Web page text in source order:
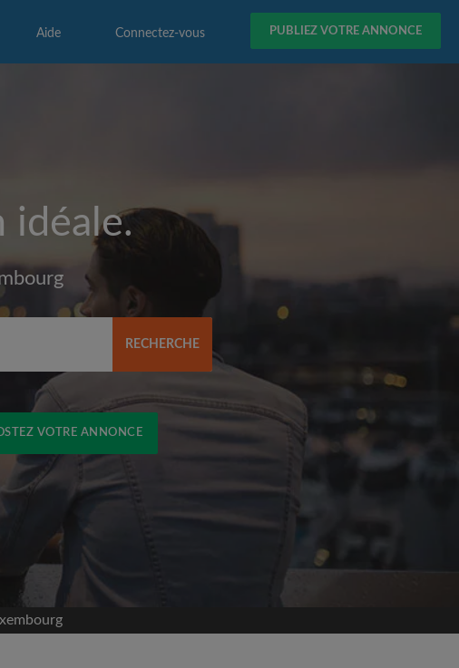
PUBLIEZ VOTRE ANNONCE
Connectez-vous
Aide
idéale.
RECHERCHE
VOTRE ANNONCE